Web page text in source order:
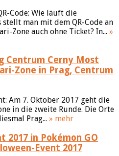
Code: Wie läuft die
stellt man mit dem QR-Code an
Zone auch ohne Ticket? In... »
Zone in Prag, Centrum
Am 7. Oktober 2017 geht die
in die zweite Runde. Die Orte
Prag... » mehr
Event 2017